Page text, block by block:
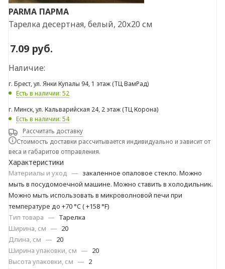
PARMA ПАРМА
Тарелка десертная, белый, 20х20 см
7.09 руб.
Наличие:
г. Брест, ул. Янки Купалы 94, 1 этаж (ТЦ ВамРад)
Есть в наличии: 52
г. Минск, ул. Кальварийская 24, 2 этаж (ТЦ Корона)
Есть в наличии: 54
Рассчитать доставку
Стоимость доставки рассчитывается индивидуально и зависит от
веса и габаритов отправления.
Характеристики
Материалы и уход — закаленное опаловое стекло. Можно
мыть в посудомоечной машине. Можно ставить в холодильник.
Можно мыть использовать в микроволновой печи при
температуре до +70 °C ( +158 °F)
Тип товара — Тарелка
Ширина, см — 20
Длина, см — 20
Ширина упаковки, см — 20
Высота упаковки, см — 2